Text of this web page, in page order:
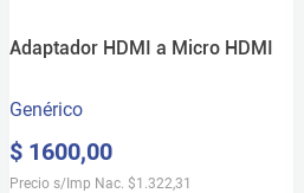
Adaptador HDMI a Micro HDMI
Genérico
$ 1600,00
Precio s/Imp Nac. $1.322,31